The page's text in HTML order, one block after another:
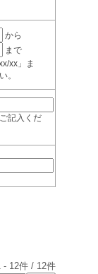
から
まで
xx」ま
。
記入くだ
- 12件 / 12件